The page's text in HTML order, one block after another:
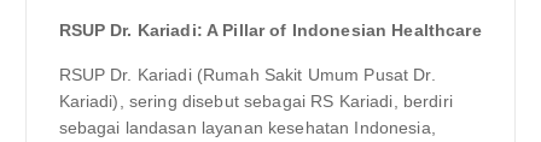
RSUP Dr. Kariadi: A Pillar of Indonesian Healthcare
RSUP Dr. Kariadi (Rumah Sakit Umum Pusat Dr.
Kariadi), sering disebut sebagai RS Kariadi, berdiri
sebagai landasan layanan kesehatan Indonesia,